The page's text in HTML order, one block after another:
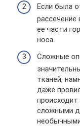
Если была
рассечение
ее части
носа.
Сложные
тканей,
даже
происходит
сложными